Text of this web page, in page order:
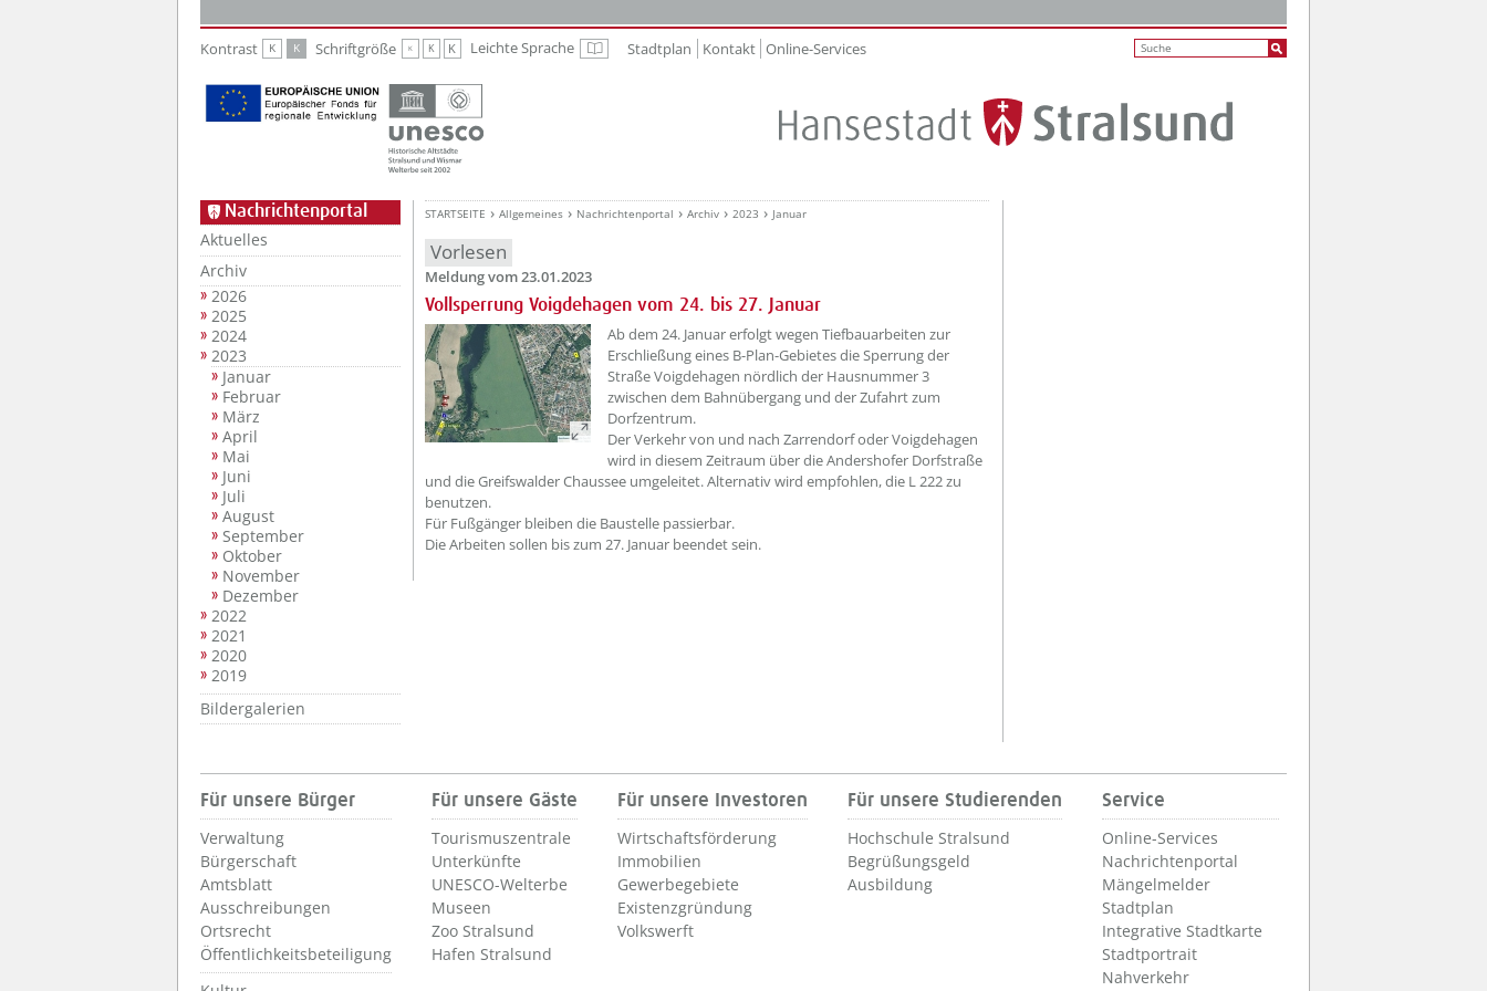
Kontrast K K Schriftgröße K K K Leichte Sprache Leichte Sprache
Stadtplan Kontakt Online-Services
Nachrichtenportal
Aktuelles
Archiv
2026
2025
2024
2023
Januar
Februar
März
April
Mai
Juni
Juli
August
September
Oktober
November
Dezember
2022
2021
2020
2019
Bildergalerien
STARTSEITE Allgemeines Nachrichtenportal Archiv 2023 Januar
Vorlesen
Meldung vom 23.01.2023
Vollsperrung Voigdehagen vom 24. bis 27. Januar
??? absaetzeOben[1]/titel ???
Ab dem 24. Januar erfolgt wegen Tiefbauarbeiten zur
Erschließung eines B-Plan-Gebietes die Sperrung der
Straße Voigdehagen nördlich der Hausnummer 3
zwischen dem Bahnübergang und der Zufahrt zum
Dorfzentrum.
Der Verkehr von und nach Zarrendorf oder Voigdehagen
wird in diesem Zeitraum über die Andershofer Dorfstraße
und die Greifswalder Chaussee umgeleitet. Alternativ wird empfohlen, die L 222 zu
benutzen.
Für Fußgänger bleiben die Baustelle passierbar.
Die Arbeiten sollen bis zum 27. Januar beendet sein.
Für unsere Bürger
Verwaltung
Bürgerschaft
Amtsblatt
Ausschreibungen
Ortsrecht
Öffentlichkeitsbeteiligung
Für unsere Gäste
Tourismuszentrale
Unterkünfte
UNESCO-Welterbe
Museen
Zoo Stralsund
Hafen Stralsund
Für unsere Investoren
Wirtschaftsförderung
Immobilien
Gewerbegebiete
Existenzgründung
Volkswerft
Für unsere Studierenden
Hochschule Stralsund
Begrüßungsgeld
Ausbildung
Service
Online-Services
Nachrichtenportal
Mängelmelder
Stadtplan
Integrative Stadtkarte
Stadtportrait
Nahverkehr